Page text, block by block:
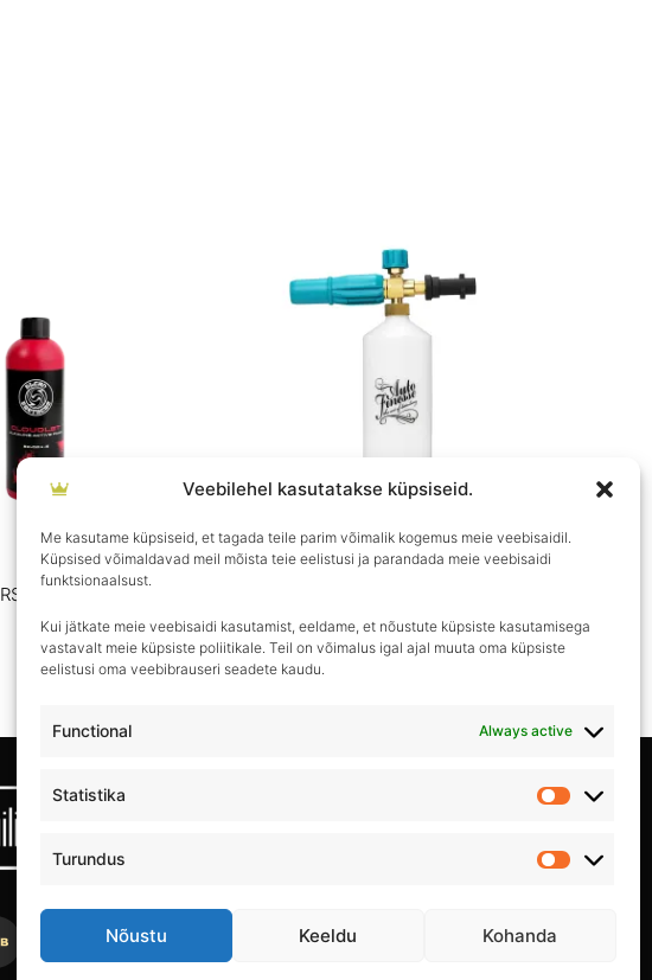
Veebilehel kasutatakse küpsiseid.
Me kasutame küpsiseid, et tagada teile parim võimalik kogemus meie veebisaidil.
Küpsised võimaldavad meil mõista teie eelistusi ja parandada meie veebisaidi
funktsionaalsust.
Kui jätkate meie veebisaidi kasutamist, eeldame, et nõustute küpsiste kasutamisega
vastavalt meie küpsiste poliitikale. Teil on võimalus igal ajal muuta oma küpsiste
eelistusi oma veebibrauseri seadete kaudu.
Functional Always active
Statistika
Statistika
Turundus
Turundus
Nõustu Keeldu Kohanda
Cloudlet | Alkaline
Auto Finesse
€50.90
Kontakt